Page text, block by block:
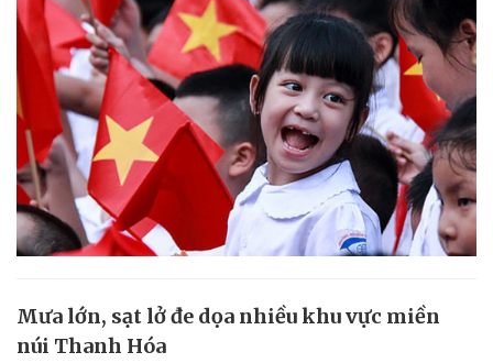
Mưa lớn, sạt lở đe dọa nhiều khu vực miền
núi Thanh Hóa